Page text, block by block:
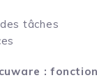
tâches
: